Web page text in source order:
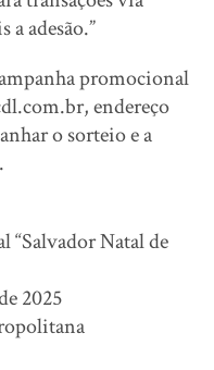
adesão.”
promocional
endereço
o sorteio e a
“Salvador Natal de
2025